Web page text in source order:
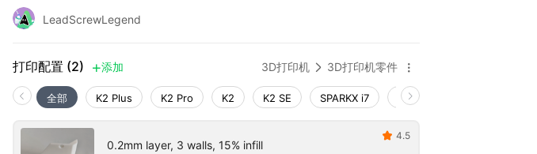
LeadScrewLegend
打印配置 (2) 添加 3D打印机  3D打印机零件 
全部 K2 Plus K2 Pro K2 K2 SE SPARKX i7 Creality Hi
0.2mm layer, 3 walls, 15% infill
 4.5